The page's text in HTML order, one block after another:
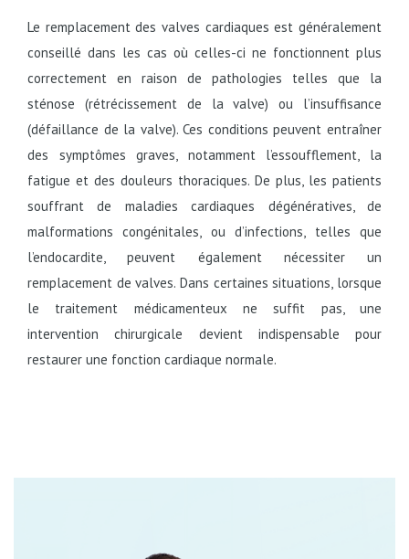
Le remplacement des valves cardiaques est généralement
conseillé dans les cas où celles-ci ne fonctionnent plus
correctement en raison de pathologies telles que la
sténose (rétrécissement de la valve) ou l’insuffisance
(défaillance de la valve). Ces conditions peuvent entraîner
des symptômes graves, notamment l’essoufflement, la
fatigue et des douleurs thoraciques. De plus, les patients
souffrant de maladies cardiaques dégénératives, de
malformations congénitales, ou d’infections, telles que
l’endocardite, peuvent également nécessiter un
remplacement de valves. Dans certaines situations, lorsque
le traitement médicamenteux ne suffit pas, une
intervention chirurgicale devient indispensable pour
restaurer une fonction cardiaque normale.